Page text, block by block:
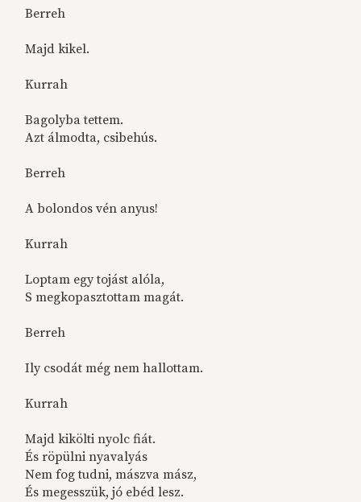
Berreh
Majd kikel.
Kurrah
Bagolyba tettem.
Azt álmodta, csibehús.
Berreh
A bolondos vén anyus!
Kurrah
Loptam egy tojást alóla,
S megkopasztottam magát.
Berreh
Ily csodát még nem hallottam.
Kurrah
Majd kikölti nyolc fiát.
És röpülni nyavalyás
Nem fog tudni, mászva mász,
És megesszük, jó ebéd lesz.